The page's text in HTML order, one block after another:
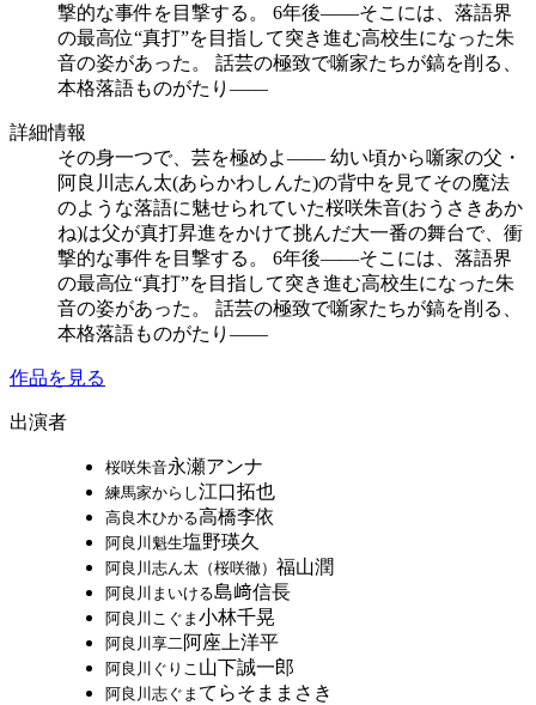
撃的な事件を目撃する。 6年後――そこには、落語界
の最高位“真打”を目指して突き進む高校生になった朱
音の姿があった。 話芸の極致で噺家たちが鎬を削る、
本格落語ものがたり――
詳細情報
その身一つで、芸を極めよ―― 幼い頃から噺家の父・
阿良川志ん太(あらかわしんた)の背中を見てその魔法
のような落語に魅せられていた桜咲朱音(おうさきあか
ね)は父が真打昇進をかけて挑んだ大一番の舞台で、衝
撃的な事件を目撃する。 6年後――そこには、落語界
の最高位“真打”を目指して突き進む高校生になった朱
音の姿があった。 話芸の極致で噺家たちが鎬を削る、
本格落語ものがたり――
作品を見る
出演者
桜咲朱音永瀬アンナ
練馬家からし江口拓也
高良木ひかる高橋李依
阿良川魁生塩野瑛久
阿良川志ん太（桜咲徹） 福山潤
阿良川まいける島﨑信長
阿良川こぐま 小林千晃
阿良川享二 阿座上洋平
阿良川ぐりこ 山下誠一郎
阿良川志ぐま てらそままさき